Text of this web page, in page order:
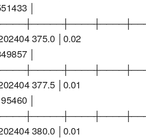
│
375.0 │0.02
│
377.5 │0.01
│
380.0 │0.01